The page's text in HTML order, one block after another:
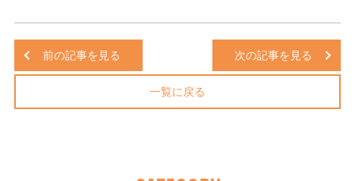
前の記事を見る
一覧に戻る
次の記事を見る